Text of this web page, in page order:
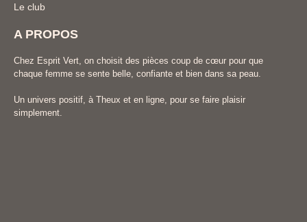
Le club
A PROPOS
Chez Esprit Vert, on choisit des pièces coup de cœur pour que
chaque femme se sente belle, confiante et bien dans sa peau.
Un univers positif, à Theux et en ligne, pour se faire plaisir
simplement.